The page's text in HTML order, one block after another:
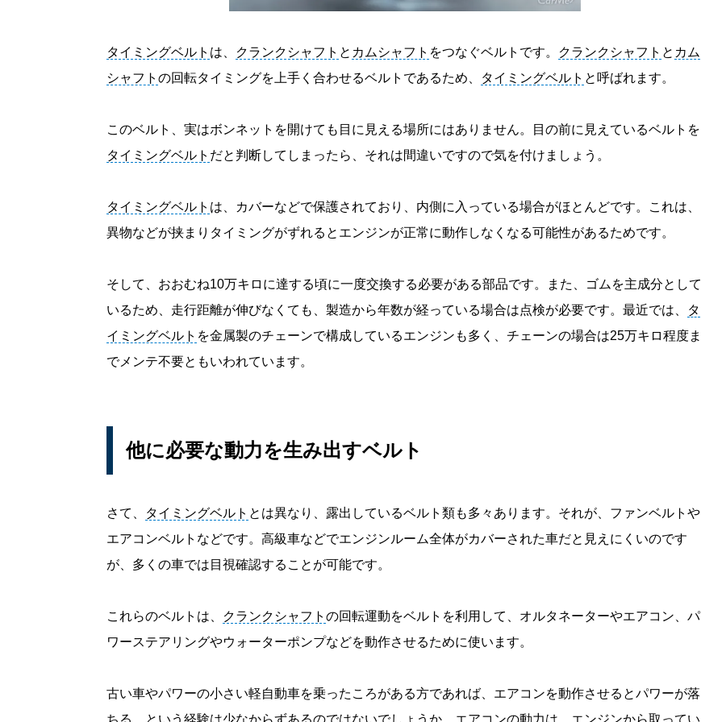
タイミングベルト は、 クランクシャフト と カムシャフト をつなぐベルトです。 クランクシャフト と カム
シャフト の回転タイミングを上手く合わせるベルトであるため、 タイミングベルト と呼ばれます。
このベルト、実はボンネットを開けても目に見える場所にはありません。目の前に見えているベルトを
タイミングベルト だと判断してしまったら、それは間違いですので気を付けましょう。
タイミングベルト は、カバーなどで保護されており、内側に入っている場合がほとんどです。これは、
異物などが挟まりタイミングがずれるとエンジンが正常に動作しなくなる可能性があるためです。
そして、おおむね10万キロに達する頃に一度交換する必要がある部品です。また、ゴムを主成分として
いるため、走行距離が伸びなくても、製造から年数が経っている場合は点検が必要です。最近では、
タ
イミングベルト を金属製のチェーンで構成しているエンジンも多く、チェーンの場合は25万キロ程度ま
でメンテ不要ともいわれています。
他に必要な動力を生み出すベルト
さて、 タイミングベルト とは異なり、露出しているベルト類も多々あります。それが、ファンベルトや
エアコンベルトなどです。高級車などでエンジンルーム全体がカバーされた車だと見えにくいのです
が、多くの車では目視確認することが可能です。
これらのベルトは、 クランクシャフト の回転運動をベルトを利用して、オルタネーターやエアコン、パ
ワーステアリングやウォーターポンプなどを動作させるために使います。
古い車やパワーの小さい軽自動車を乗ったころがある方であれば、エアコンを動作させるとパワーが落
ちる、という経験は少なからずあるのではないでしょうか。エアコンの動力は、エンジンから取ってい